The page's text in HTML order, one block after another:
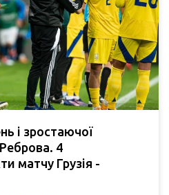
і зростаючої
4
матчу Грузія -